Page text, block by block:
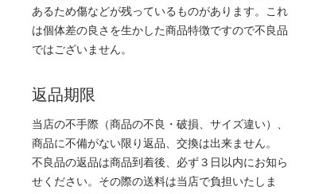
あるため傷などが残っているものがあります。これ
は個体差の良さを生かした商品特徴ですので不良品
ではございません。
返品期限
当店の不手際（商品の不良・破損、サイズ違い）、
商品に不備がない限り返品、交換は出来ません。
不良品の返品は商品到着後、必ず３日以内にお知ら
せください。その際の送料は当店で負担いたしま